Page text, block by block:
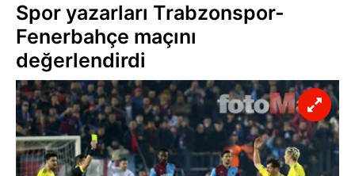
Spor yazarları Trabzonspor-
Fenerbahçe maçını
değerlendirdi